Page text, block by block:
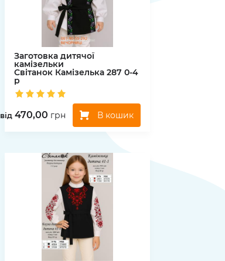
Заготовка дитячої
камізельки
Світанок Камізелька 287 0-4
р
вiд 470,00 грн В кошик